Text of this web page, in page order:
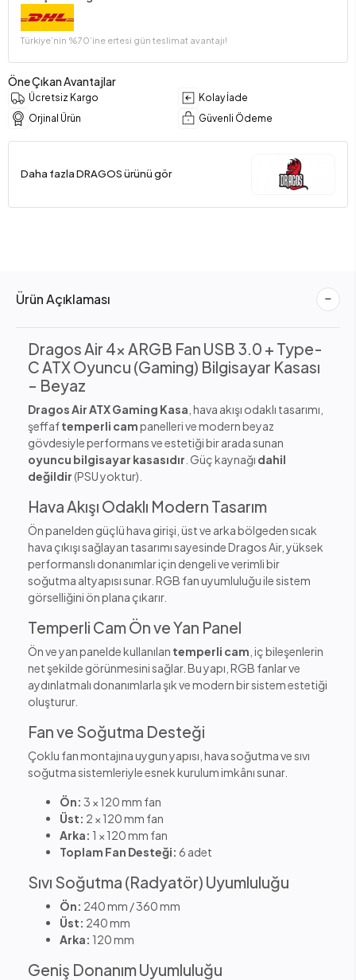
Türkiye’nin %70’ine ertesi gün teslimat avantajı!
Öne Çıkan Avantajlar
Ücretsiz Kargo
Kolay İade
Orjinal Ürün
Güvenli Ödeme
Daha fazla DRAGOS ürünü gör
Ürün Açıklaması
Dragos Air 4x ARGB Fan USB 3.0 + Type-
C ATX Oyuncu (Gaming) Bilgisayar Kasası
– Beyaz
Dragos Air ATX Gaming Kasa , hava akışı odaklı tasarımı,
şeffaftemperli campanelleri ve modern beyaz
gövdesiyle performans ve estetiği bir arada sunan
oyuncu bilgisayar kasasıdır . Güç kaynağı dahil
değildir (PSU yoktur).
Hava Akışı Odaklı Modern Tasarım
Ön panelden güçlü hava girişi, üst ve arka bölgeden sıcak
hava çıkışı sağlayan tasarımı sayesinde Dragos Air, yüksek
performanslı donanımlar için dengeli ve verimli bir
soğutma altyapısı sunar. RGB fan uyumluluğu ile sistem
görselliğini ön plana çıkarır.
Temperli Cam Ön ve Yan Panel
Ön ve yan panelde kullanılan temperli cam , iç bileşenlerin
net şekilde görünmesini sağlar. Bu yapı, RGB fanlar ve
aydınlatmalı donanımlarla şık ve modern bir sistem estetiği
oluşturur.
Fan ve Soğutma Desteği
Çoklu fan montajına uygun yapısı, hava soğutma ve sıvı
soğutma sistemleriyle esnek kurulum imkânı sunar.
Ön: 3 × 120 mm fan
Üst: 2 × 120 mm fan
Arka: 1 × 120 mm fan
Toplam Fan Desteği: 6 adet
Sıvı Soğutma (Radyatör) Uyumluluğu
Ön: 240 mm / 360 mm
Üst: 240 mm
Arka: 120 mm
Geniş Donanım Uyumluluğu